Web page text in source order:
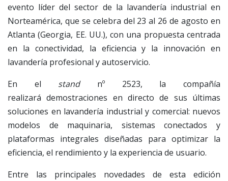
evento líder del sector de la lavandería industrial en
Norteamérica, que se celebra del 23 al 26 de agosto en
Atlanta (Georgia, EE. UU.), con una propuesta centrada
en la conectividad, la eficiencia y la innovación en
lavandería profesional y autoservicio.
En el standnº 2523, la compañía
realizará demostraciones en directo de sus últimas
soluciones en lavandería industrial y comercial: nuevos
modelos de maquinaria, sistemas conectados y
plataformas integrales diseñadas para optimizar la
eficiencia, el rendimiento y la experiencia de usuario.
Entre las principales novedades de esta edición